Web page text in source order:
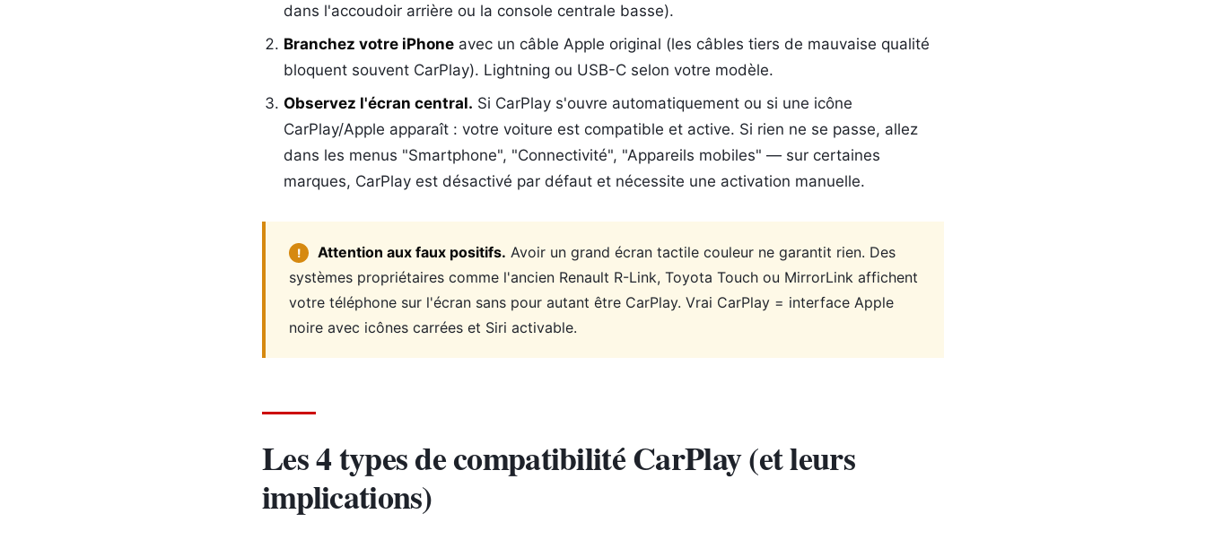
dans l'accoudoir arrière ou la console centrale basse).
Branchez votre iPhone avec un câble Apple original (les câbles tiers de mauvaise qualité
bloquent souvent CarPlay). Lightning ou USB-C selon votre modèle.
Observez l'écran central. Si CarPlay s'ouvre automatiquement ou si une icône
CarPlay/Apple apparaît : votre voiture est compatible et active. Si rien ne se passe, allez
dans les menus "Smartphone", "Connectivité", "Appareils mobiles" — sur certaines
marques, CarPlay est désactivé par défaut et nécessite une activation manuelle.
! Attention aux faux positifs. Avoir un grand écran tactile couleur ne garantit rien. Des
systèmes propriétaires comme l'ancien Renault R-Link, Toyota Touch ou MirrorLink affichent
votre téléphone sur l'écran sans pour autant être CarPlay. Vrai CarPlay = interface Apple
noire avec icônes carrées et Siri activable.
Les 4 types de compatibilité CarPlay (et leurs
implications)